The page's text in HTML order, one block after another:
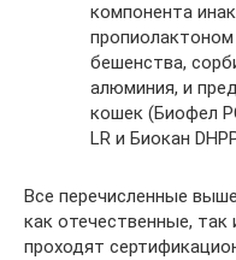
компонента
бешенства,
алюминия, и
кошек (Биофел
LR и Биокан
Все перечисленные
как отечественные, так
проходят